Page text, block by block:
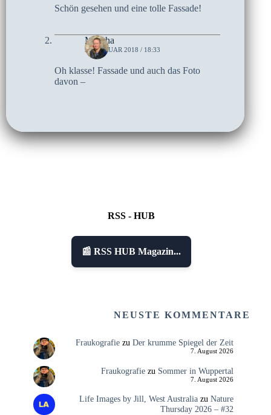
Schön gesehen und eine tolle Fassade!
Mascha
9. FEBRUAR 2018 / 18:33
Oh klasse! Fassade und auch das Foto
davon –
RSS - HUB
📰 RSS HUB Magazin...
NEUSTE KOMMENTARE
Fraukografiezu Der krumme Spiegel der Zeit
7. August 2026
Fraukografiezu Sommer in Wuppertal
7. August 2026
Life Images by Jill, West Australiazu Nature
Thursday 2026 – #32